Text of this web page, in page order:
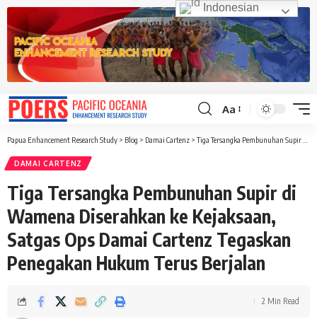
Font
Resizer
Aa
Papua Enhancement Research Study > Blog > Damai Cartenz >Tiga Tersangka Pembunuhan Supir di Wamena Diserahkan ke Kejaksaan, Satgas Ops Damai Cartenz Tegaskan Penegakan Hukum Terus Berjalan
DAMAI CARTENZ
Tiga Tersangka Pembunuhan Supir di
Wamena Diserahkan ke Kejaksaan,
Satgas Ops Damai Cartenz Tegaskan
Penegakan Hukum Terus Berjalan
2 Min Read
Indonesian